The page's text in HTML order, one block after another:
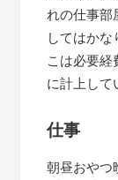
れの仕事部
してはか
こは必要
に計上して
仕事
朝昼おやつ